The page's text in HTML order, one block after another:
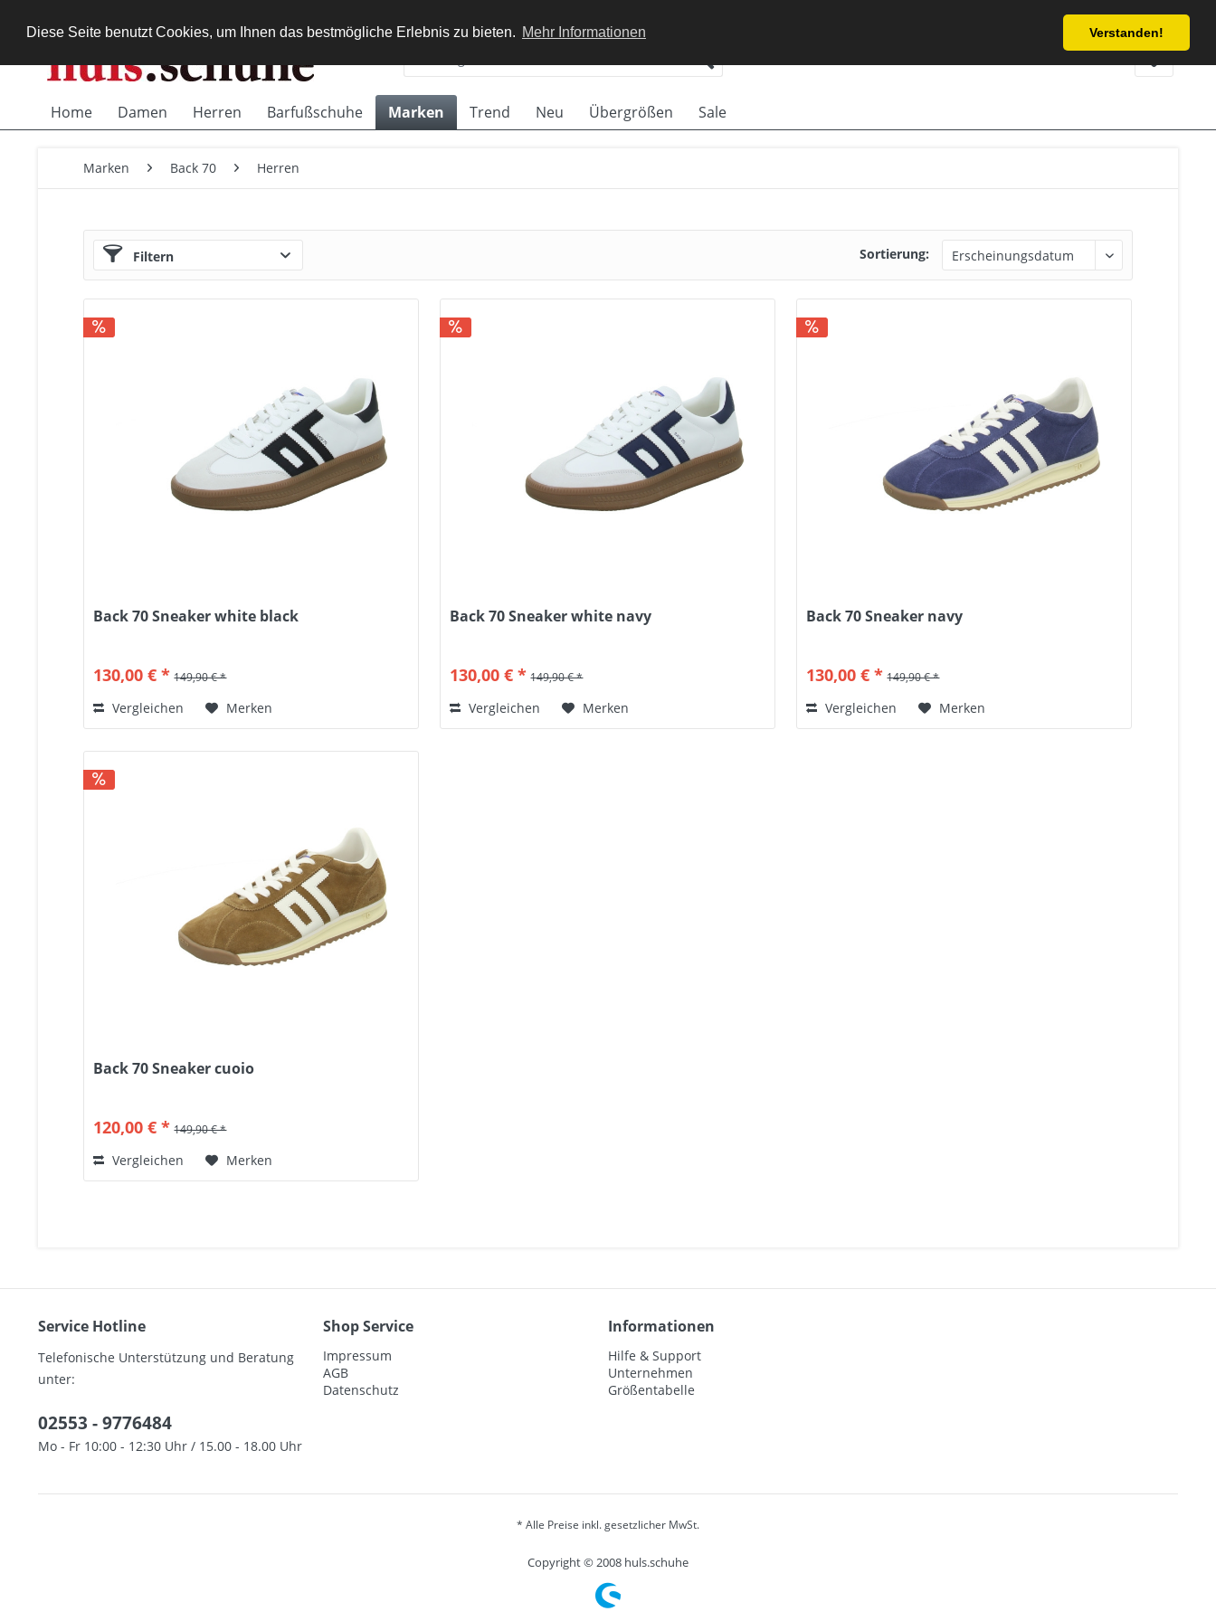
Diese Seite benutzt Cookies, um Ihnen das bestmögliche Erlebnis zu bieten. Mehr Informationen Verstanden!
Service/Hilfe
Home Damen Herren Barfußschuhe Marken Trend Neu Übergrößen Sale
Marken Back 70 Herren
Filtern Sortierung:
Back 70 Sneaker white black
130,00 € * 149,90 € *
Vergleichen Merken
Back 70 Sneaker white navy
130,00 € * 149,90 € *
Vergleichen Merken
Back 70 Sneaker navy
130,00 € * 149,90 € *
Vergleichen Merken
Back 70 Sneaker cuoio
120,00 € * 149,90 € *
Vergleichen Merken
Service Hotline
Telefonische Unterstützung und Beratung
unter:
02553 - 9776484
Mo - Fr 10:00 - 12:30 Uhr / 15.00 - 18.00 Uhr
Shop Service
Impressum
AGB
Datenschutz
Informationen
Hilfe & Support
Unternehmen
Größentabelle
* Alle Preise inkl. gesetzlicher MwSt.
Copyright © 2008 huls.schuhe